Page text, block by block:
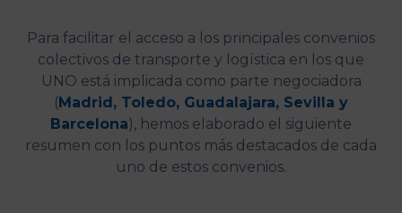
Para facilitar el acceso a los principales convenios
colectivos de transporte y logística en los que
UNO está implicada como parte negociadora
( Madrid, Toledo, Guadalajara, Sevilla y
Barcelona), hemos elaborado el siguiente
resumen con los puntos más destacados de cada
uno de estos convenios.